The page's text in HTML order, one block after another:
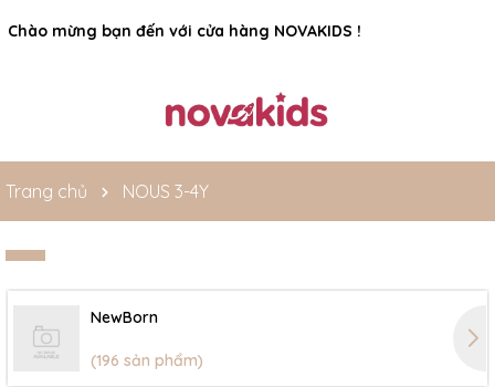
Chào mừng bạn đến với cửa hàng NOVAKIDS !
Rất nhiều ưu đãi và chương trình khuyến mãi đang chờ đợi
bạn
Trang chủ NOUS 3-4Y
NewBorn
(196 sản phẩm)